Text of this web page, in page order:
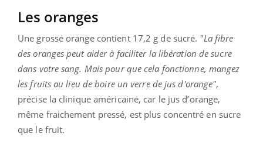
Les oranges
Une grosse orange contient 17,2 g de sucre. "La fibre
des oranges peut aider à faciliter la libération de sucre
dans votre sang. Mais pour que cela fonctionne, mangez
les fruits au lieu de boire un verre de jus d'orange",
précise la clinique américaine, car le jus d’orange,
même fraichement pressé, est plus concentré en sucre
que le fruit.